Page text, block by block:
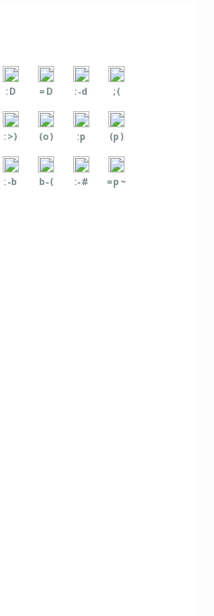
:D =D :-d ;(
:>) (o) :p (p)
:-b b-( :-# =p~